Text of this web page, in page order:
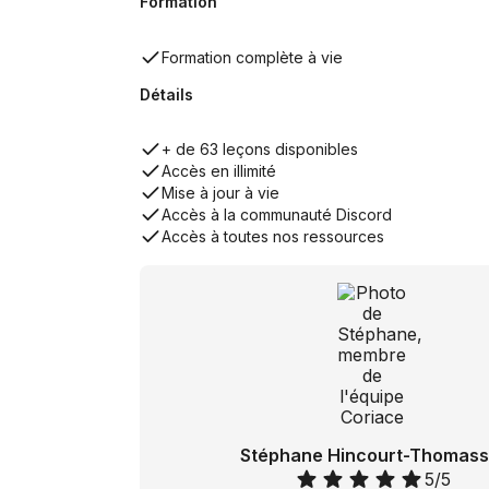
Formation complète à vie
Détails
+ de 63 leçons disponibles
Accès en illimité
Mise à jour à vie
Accès à la communauté Discord
Accès à toutes nos ressources
Stéphane Hincourt-
5/5